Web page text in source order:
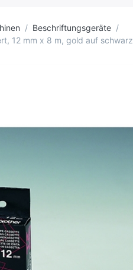
Beschriftungsgeräte
12 mm x 8 m, gold auf schwarz